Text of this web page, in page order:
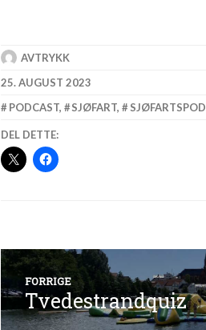
AVTRYKK
25. AUGUST 2023
PODCAST, SJØFART,
DEL DETTE:
FORRIGE
Forrige
innlegg:
Tvedestrandquiz